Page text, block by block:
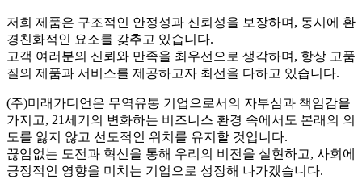
저희 제품은 구조적인 안정성과 신뢰성을 보장하며, 동시에 환
경친화적인 요소를 갖추고 있습니다.
고객 여러분의 신뢰와 만족을 최우선으로 생각하며, 항상 고품
질의 제품과 서비스를 제공하고자 최선을 다하고 있습니다.
(주)미래가디언은 무역유통 기업으로서의 자부심과 책임감을
가지고, 21세기의 변화하는 비즈니스 환경 속에서도 본래의 의
도를 잃지 않고 선도적인 위치를 유지할 것입니다.
끊임없는 도전과 혁신을 통해 우리의 비전을 실현하고, 사회에
긍정적인 영향을 미치는 기업으로 성장해 나가겠습니다.